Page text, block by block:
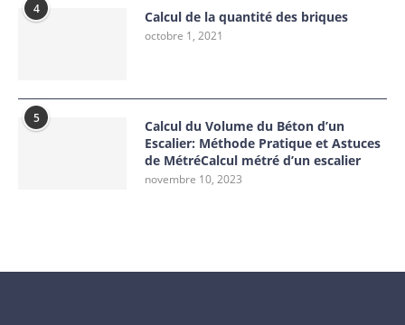
4 Calcul de la quantité des briques
octobre 1, 2021
5
Calcul du Volume du Béton d’un
Escalier: Méthode Pratique et Astuces
de MétréCalcul métré d’un escalier
novembre 10, 2023